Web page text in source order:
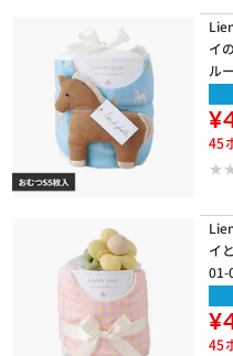
イ
ルー
45
イ
01-
45